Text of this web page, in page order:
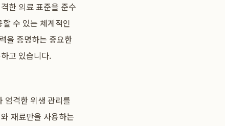
한 의료 표준을 준수
수 있는 체계적인
을 증명하는 중요한
고 있습니다.
엄격한 위생 관리를
재료만을 사용하는